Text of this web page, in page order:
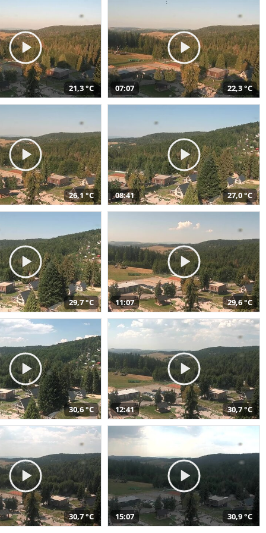
21,3 °C 07:07 22,3 °C
26,1 °C 08:41 27,0 °C
29,7 °C 11:07 29,6 °C
30,6 °C 12:41 30,7 °C
30,7 °C 15:07 30,9 °C